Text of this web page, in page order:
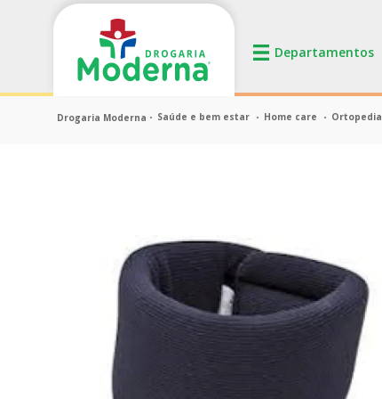
Saúde e bem estar Home care Ortopedia